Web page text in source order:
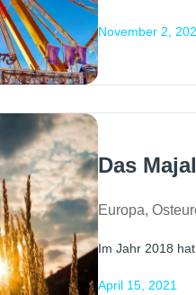
November 2,
Das
Europa,
Im Jahr 2018
April 15, 2021